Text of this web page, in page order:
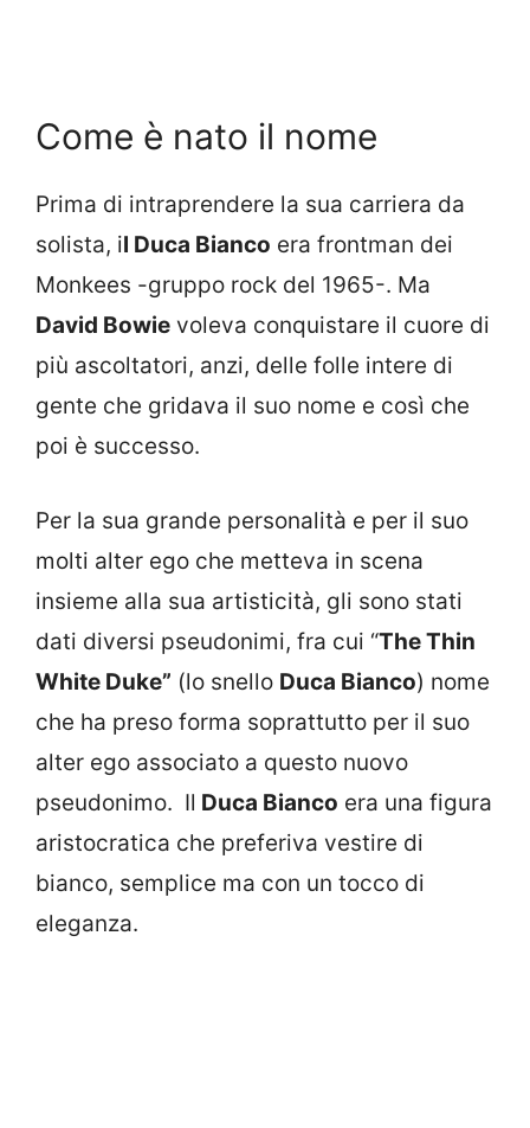
Come è nato il nome
Prima di intraprendere la sua carriera da
solista, il Duca Bianco era frontman dei
Monkees -gruppo rock del 1965-. Ma
David Bowie voleva conquistare il cuore di
più ascoltatori, anzi, delle folle intere di
gente che gridava il suo nome e così che
poi è successo.
Per la sua grande personalità e per il suo
molti alter ego che metteva in scena
insieme alla sua artisticità, gli sono stati
dati diversi pseudonimi, fra cui “The Thin
White Duke” (lo snello Duca Bianco) nome
che ha preso forma soprattutto per il suo
alter ego associato a questo nuovo
pseudonimo. Il Duca Bianco era una figura
aristocratica che preferiva vestire di
bianco, semplice ma con un tocco di
eleganza.